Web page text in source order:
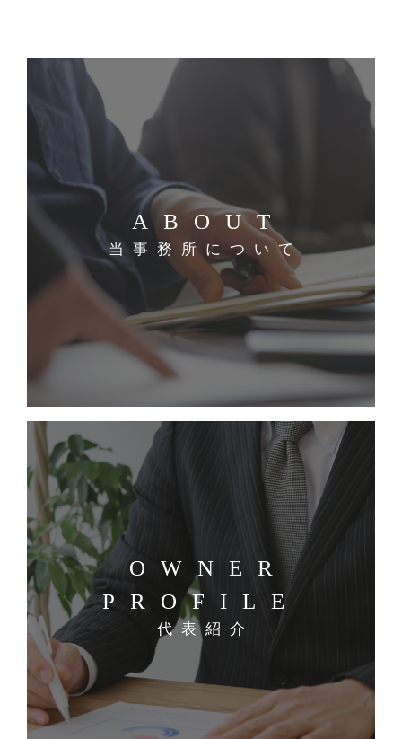
ABOUT
当事務所について
OWNER
PROFILE
代表紹介